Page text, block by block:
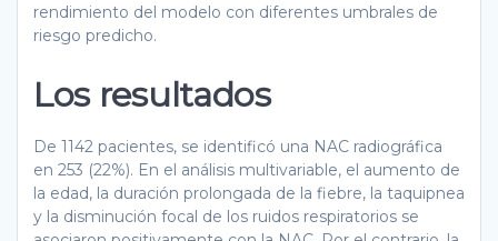
rendimiento del modelo con diferentes umbrales de
riesgo predicho.
Los resultados
De 1142 pacientes, se identificó una NAC radiográfica
en 253 (22%). En el análisis multivariable, el aumento de
la edad, la duración prolongada de la fiebre, la taquipnea
y la disminución focal de los ruidos respiratorios se